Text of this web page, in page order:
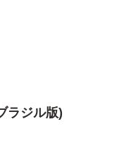
ラジル版)